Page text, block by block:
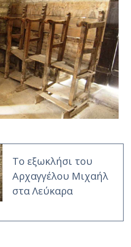
Το εξωκλήσι του
Αρχαγγέλου Μιχαήλ
στα Λεύκαρα